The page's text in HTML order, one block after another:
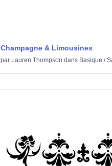
Champagne & Limousines
par Lauren Thompson dans Basique /